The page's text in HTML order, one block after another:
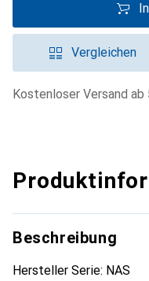
Vergleichen
Kostenloser Versand ab
Beschreibung
Hersteller Serie: NAS